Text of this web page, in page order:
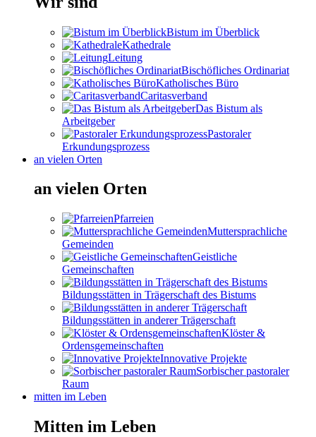
Bistum im Überblick
Kathedrale
Leitung
Bischöfliches Ordinariat
Katholisches Büro
Caritasverband
Das Bistum als
Arbeitgeber
Pastoraler
Erkundungsprozess
an vielen Orten
an vielen Orten
Pfarreien
Muttersprachliche
Gemeinden
Geistliche
Gemeinschaften
Bildungsstätten in Trägerschaft des Bistums
Bildungsstätten in anderer Trägerschaft
Klöster &
Ordensgemeinschaften
Innovative Projekte
Sorbischer pastoraler
Raum
mitten im Leben
Mitten im Leben